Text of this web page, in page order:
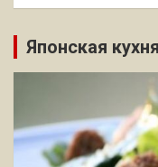
Японская кухня